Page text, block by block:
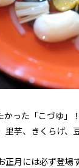
かった「こづゆ」！
里芋、きくらげ、
正月には必ず登場